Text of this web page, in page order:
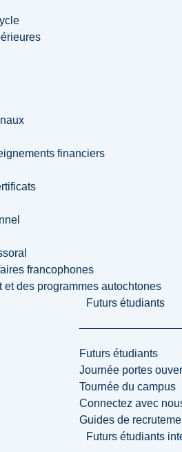
financiers
francophones
et des programmes autochtones
Futurs étudiants
Futurs étudiants
Journée portes
Tournée du campus
Connectez avec
Guides de
Futurs étudiants